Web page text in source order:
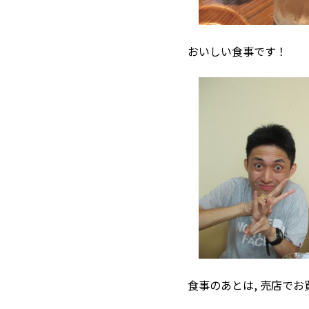
おいしい食事です！
食事のあとは, 売店でお